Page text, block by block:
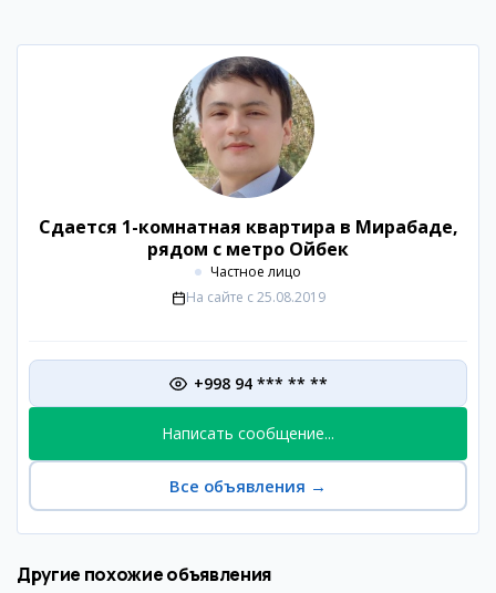
Сдается 1-комнатная квартира в Мирабаде,
рядом с метро Ойбек
Частное лицо
На сайте с 25.08.2019
+998 94 *** ** **
Написать сообщение...
Все объявления →
Другие похожие объявления